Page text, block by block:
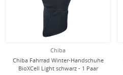
Chiba
Chiba Fahrrad Winter-Handschuhe
BioXCell Light schwarz - 1 Paar